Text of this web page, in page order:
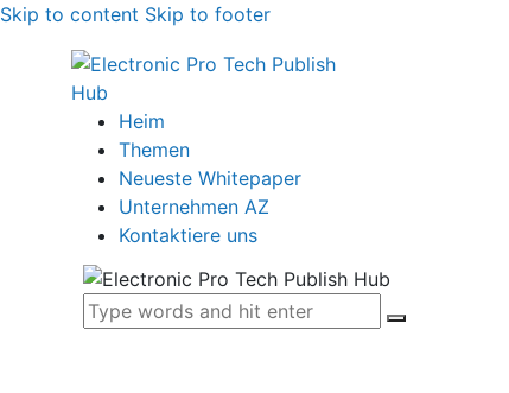
Skip to content Skip to footer
Heim
Themen
Neueste Whitepaper
Unternehmen AZ
Kontaktiere uns